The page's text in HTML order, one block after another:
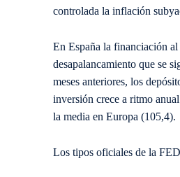
controlada la inflación
En España la financiación
desapalancamiento que se
meses anteriores, los
inversión crece a ritmo
la media en Europa (105,4).
Los tipos oficiales de la